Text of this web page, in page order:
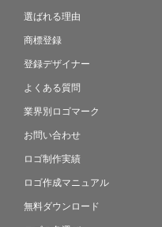
選ばれる理由
商標登録
登録デザイナー
よくある質問
業界別ロゴマーク
お問い合わせ
ロゴ制作実績
ロゴ作成マニュアル
無料ダウンロード